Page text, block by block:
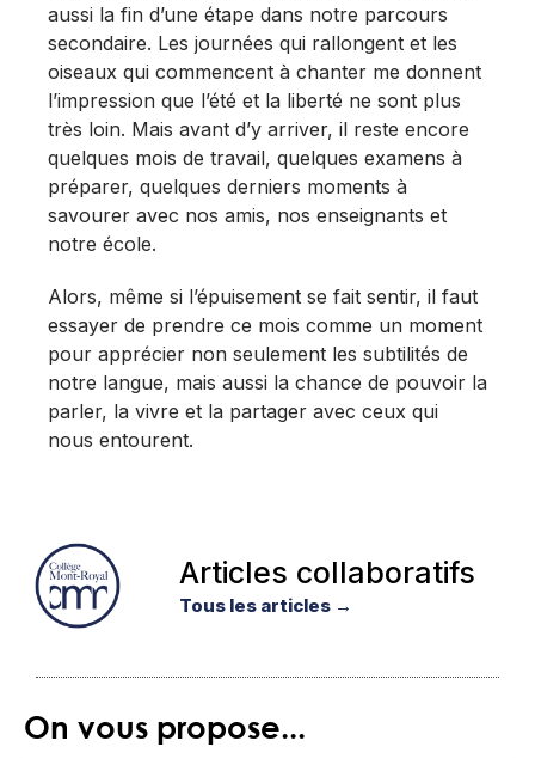
aussi la fin d’une étape dans notre parcours
secondaire. Les journées qui rallongent et les
oiseaux qui commencent à chanter me donnent
l’impression que l’été et la liberté ne sont plus
très loin. Mais avant d’y arriver, il reste encore
quelques mois de travail, quelques examens à
préparer, quelques derniers moments à
savourer avec nos amis, nos enseignants et
notre école.
Alors, même si l’épuisement se fait sentir, il faut
essayer de prendre ce mois comme un moment
pour apprécier non seulement les subtilités de
notre langue, mais aussi la chance de pouvoir la
parler, la vivre et la partager avec ceux qui
nous entourent.
Articles collaboratifs
Tous les articles →
On vous propose...